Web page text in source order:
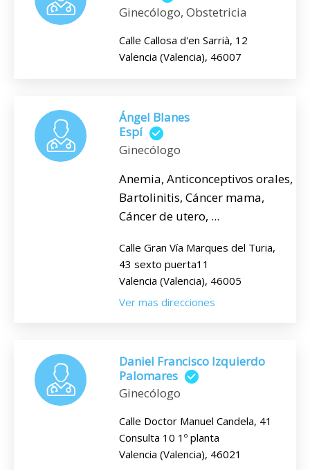
Ginecólogo, Obstetricia
Calle Callosa d'en Sarrià, 12
Valencia (Valencia), 46007
Ángel Blanes
Espí
Ginecólogo
Anemia, Anticonceptivos orales,
Bartolinitis, Cáncer mama,
Cáncer de utero, ...
Calle Gran Vía Marques del Turia,
43 sexto puerta11
Valencia (Valencia), 46005
Ver mas direcciones
Daniel Francisco Izquierdo
Palomares
Ginecólogo
Calle Doctor Manuel Candela, 41
Consulta 10 1º planta
Valencia (Valencia), 46021